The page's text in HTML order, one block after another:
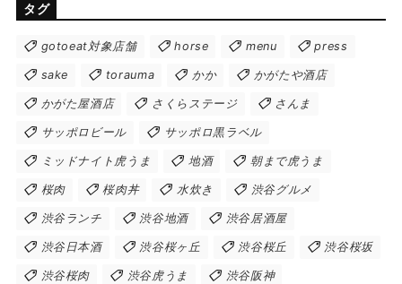
タグ
gotoeat対象店舗 horse menu press
sake torauma かか かがたや酒店
かがた屋酒店 さくらステージ さんま
サッポロビール サッポロ黒ラベル
ミッドナイト虎うま 地酒 朝まで虎うま
桜肉 桜肉丼 水炊き 渋谷グルメ
渋谷ランチ 渋谷地酒 渋谷居酒屋
渋谷日本酒 渋谷桜ヶ丘 渋谷桜丘 渋谷桜坂
渋谷桜肉 渋谷虎うま 渋谷阪神